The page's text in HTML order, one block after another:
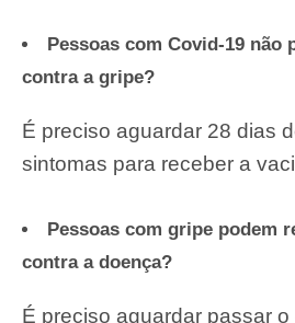
Pessoas com Covid-19 não
contra a gripe?
É preciso aguardar 28 dias
sintomas para receber a
Pessoas com gripe podem
contra a doença?
É preciso aguardar passar